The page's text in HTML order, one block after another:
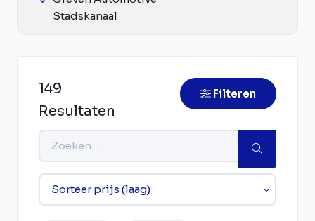
Stadskanaal
149
Resultaten
Filteren